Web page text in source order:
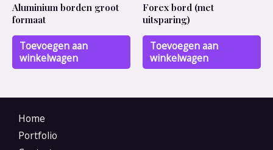
Aluminium borden groot
formaat
Toevoegen aan
winkelwagen
Forex bord (met
uitsparing)
Toevoegen aan
winkelwagen
Home
Portfolio